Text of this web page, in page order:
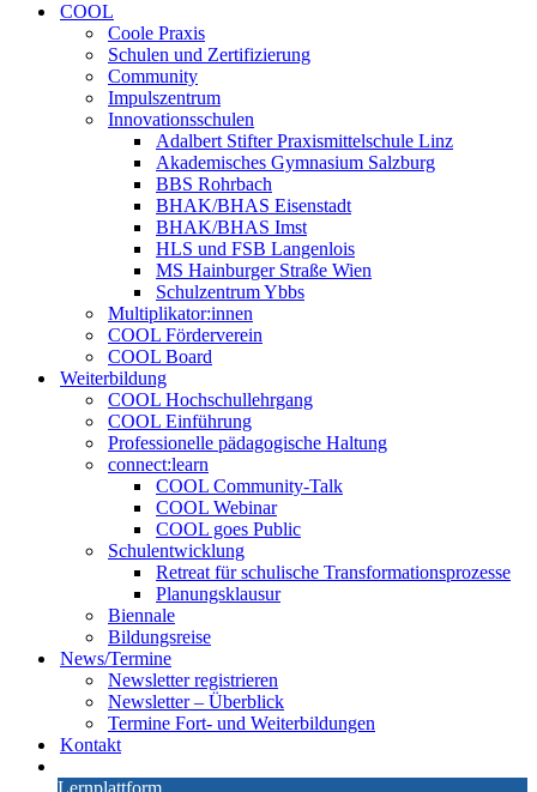
COOL
Coole Praxis
Schulen und Zertifizierung
Community
Impulszentrum
Innovationsschulen
Adalbert Stifter Praxismittelschule Linz
Akademisches Gymnasium Salzburg
BBS Rohrbach
BHAK/BHAS Eisenstadt
BHAK/BHAS Imst
HLS und FSB Langenlois
MS Hainburger Straße Wien
Schulzentrum Ybbs
Multiplikator:innen
COOL Förderverein
COOL Board
Weiterbildung
COOL Hochschullehrgang
COOL Einführung
Professionelle pädagogische Haltung
connect:learn
COOL Community-Talk
COOL Webinar
COOL goes Public
Schulentwicklung
Retreat für schulische Transformationsprozesse
Planungsklausur
Biennale
Bildungsreise
News/Termine
Newsletter registrieren
Newsletter – Überblick
Termine Fort- und Weiterbildungen
Kontakt
Lernplattform